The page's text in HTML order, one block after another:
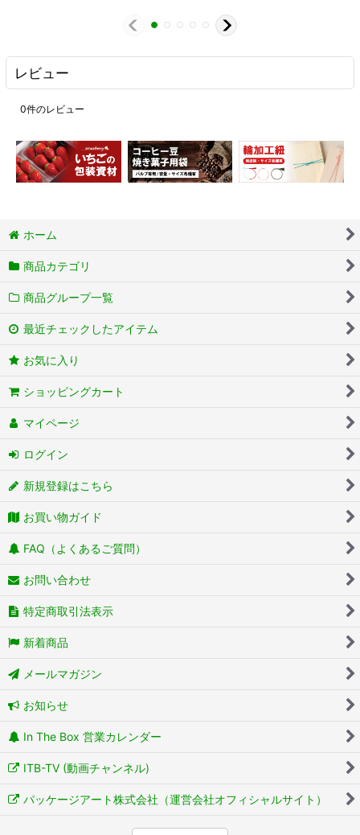
レビュー
0件のレビュー
ホーム
商品カテゴリ
商品グループ一覧
最近チェックしたアイテム
お気に入り
ショッピングカート
マイページ
ログイン
新規登録はこちら
お買い物ガイド
FAQ（よくあるご質問）
お問い合わせ
特定商取引法表示
新着商品
メールマガジン
お知らせ
In The Box 営業カレンダー
ITB-TV (動画チャンネル)
パッケージアート株式会社（運営会社オフィシャルサイト）